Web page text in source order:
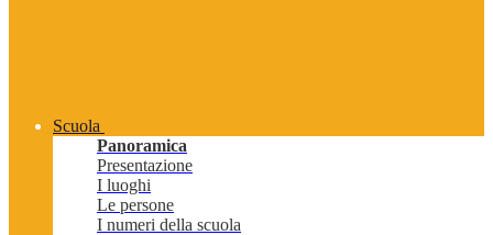
Scuola
Panoramica
Presentazione
I luoghi
Le persone
I numeri della scuola